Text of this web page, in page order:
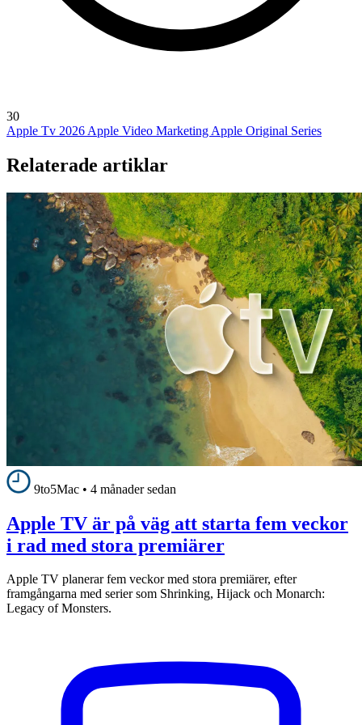
30
Apple Tv 2026 Apple Video Marketing Apple Original Series
Relaterade artiklar
9to5Mac • 4 månader sedan
Apple TV är på väg att starta fem veckor
i rad med stora premiärer
Apple TV planerar fem veckor med stora premiärer, efter
framgångarna med serier som Shrinking, Hijack och Monarch:
Legacy of Monsters.